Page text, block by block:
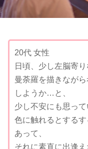
20代 女性
日頃、少し左脳寄
曼荼羅を描きなが
しようか…と、
少し不安にも思って
色に触れるとする
あって、
それに素直に出逢え